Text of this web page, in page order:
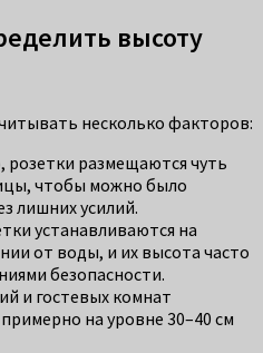
высоту
несколько факторов:
розетки размещаются чуть
чтобы можно было
лишних усилий.
устанавливаются на
от воды, и их высота часто
безопасности.
и гостевых комнат
на уровне 30–40 см